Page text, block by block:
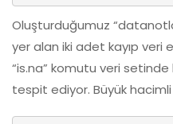
Oluşturduğumuz
yer alan iki adet kayıp veri
“is.na” komutu veri setinde
tespit ediyor. Büyük